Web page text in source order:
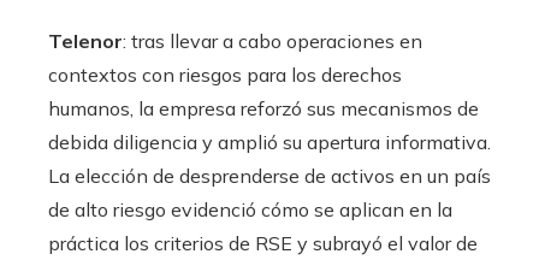
Telenor: tras llevar a cabo operaciones en
contextos con riesgos para los derechos
humanos, la empresa reforzó sus mecanismos de
debida diligencia y amplió su apertura informativa.
La elección de desprenderse de activos en un país
de alto riesgo evidenció cómo se aplican en la
práctica los criterios de RSE y subrayó el valor de